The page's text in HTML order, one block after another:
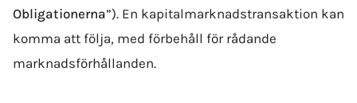
Obligationerna”). En kapitalmarknadstransaktion kan
komma att följa, med förbehåll för rådande
marknadsförhållanden.